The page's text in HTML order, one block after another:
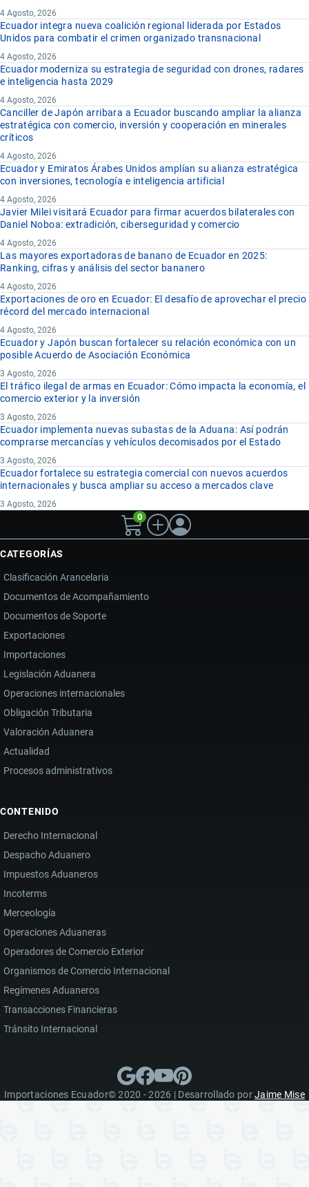
4 Agosto, 2026
Ecuador integra nueva coalición regional liderada por Estados
Unidos para combatir el crimen organizado transnacional
4 Agosto, 2026
Ecuador moderniza su estrategia de seguridad con drones, radares
e inteligencia hasta 2029
4 Agosto, 2026
Canciller de Japón arribara a Ecuador buscando ampliar la alianza
estratégica con comercio, inversión y cooperación en minerales
críticos
4 Agosto, 2026
Ecuador y Emiratos Árabes Unidos amplían su alianza estratégica
con inversiones, tecnología e inteligencia artificial
4 Agosto, 2026
Javier Milei visitará Ecuador para firmar acuerdos bilaterales con
Daniel Noboa: extradición, ciberseguridad y comercio
4 Agosto, 2026
Las mayores exportadoras de banano de Ecuador en 2025:
Ranking, cifras y análisis del sector bananero
4 Agosto, 2026
Exportaciones de oro en Ecuador: El desafío de aprovechar el precio
récord del mercado internacional
4 Agosto, 2026
Ecuador y Japón buscan fortalecer su relación económica con un
posible Acuerdo de Asociación Económica
3 Agosto, 2026
El tráfico ilegal de armas en Ecuador: Cómo impacta la economía, el
comercio exterior y la inversión
3 Agosto, 2026
Ecuador implementa nuevas subastas de la Aduana: Así podrán
comprarse mercancías y vehículos decomisados por el Estado
3 Agosto, 2026
Ecuador fortalece su estrategia comercial con nuevos acuerdos
internacionales y busca ampliar su acceso a mercados clave
3 Agosto, 2026
0
CATEGORÍAS
Clasificación Arancelaria
Documentos de Acompañamiento
Documentos de Soporte
Exportaciones
Importaciones
Legislación Aduanera
Operaciones internacionales
Obligación Tributaria
Valoración Aduanera
Actualidad
Procesos administrativos
CONTENIDO
Derecho Internacional
Despacho Aduanero
Impuestos Aduaneros
Incoterms
Merceología
Operaciones Aduaneras
Operadores de Comercio Exterior
Organismos de Comercio Internacional
Regímenes Aduaneros
Transacciones Financieras
Tránsito Internacional
Importaciones Ecuador© 2020 - 2026 | Desarrollado porJaime Mise